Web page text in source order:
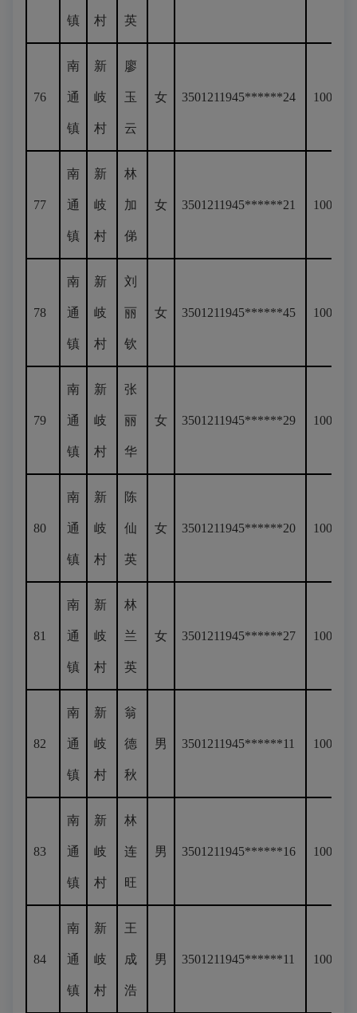
镇 村 英
76
南
通
镇
新
岐
村
廖
玉
云
女 3501211945******24 100
77
南
通
镇
新
岐
村
林
加
俤
女 3501211945******21 100
78
南
通
镇
新
岐
村
刘
丽
钦
女 3501211945******45 100
79
南
通
镇
新
岐
村
张
丽
华
女 3501211945******29 100
80
南
通
镇
新
岐
村
陈
仙
英
女 3501211945******20 100
81
南
通
镇
新
岐
村
林
兰
英
女 3501211945******27 100
82
南
通
镇
新
岐
村
翁
德
秋
男 3501211945******11 100
83
南
通
镇
新
岐
村
林
连
旺
男 3501211945******16 100
84
南
通
镇
新
岐
村
王
成
浩
男 3501211945******11 100